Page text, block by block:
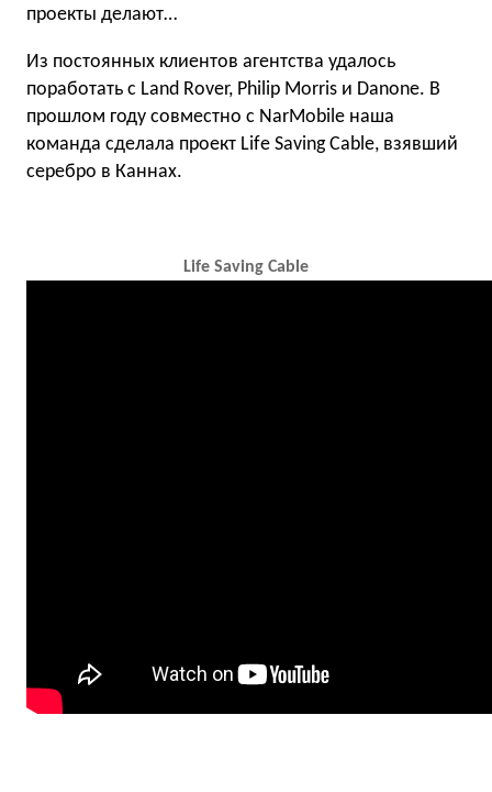
проекты делают…
Из постоянных клиентов агентства удалось
поработать с Land Rover, Philip Morris и Danone. В
прошлом году совместно с NarMobile наша
команда сделала проект Life Saving Cable, взявший
серебро в Каннах.
Life Saving Cable